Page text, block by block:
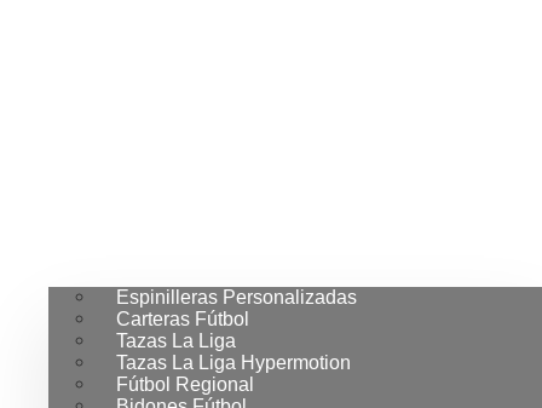
Espinilleras Personalizadas
Carteras Fútbol
Tazas La Liga
Tazas La Liga Hypermotion
Fútbol Regional